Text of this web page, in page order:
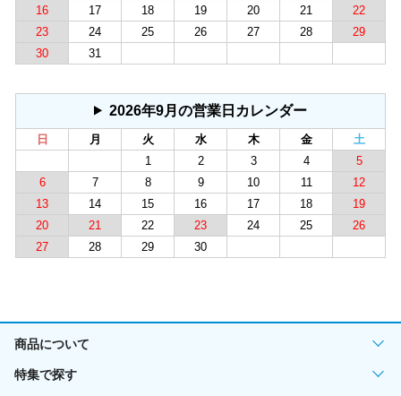
16
17 18 19 20 21
22
23
24 25 26 27 28
29
30
31
2026年9月の営業日カレンダー
日 月 火 水 木 金
土
1
2 3 4
5
6
7 8 9 10 11
12
13
14 15 16 17 18
19
20
21 22 23 24 25
26
27
28 29 30
商品について
特集で探す